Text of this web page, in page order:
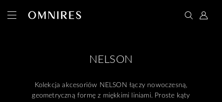
NELSON
Kolekcja akcesoriów NELSON łączy nowoczesną,
geometryczną formę z miękkimi liniami. Proste kąty